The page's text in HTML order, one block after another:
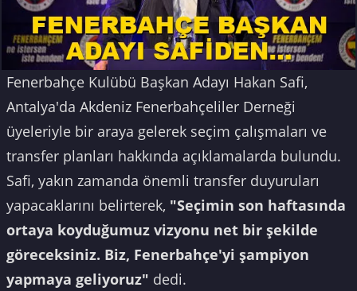
Fenerbahçe Kulübü Başkan Adayı Hakan Safi,
Antalya'da Akdeniz Fenerbahçeliler Derneği
üyeleriyle bir araya gelerek seçim çalışmaları ve
transfer planları hakkında açıklamalarda bulundu.
Safi, yakın zamanda önemli transfer duyuruları
yapacaklarını belirterek, "Seçimin son haftasında
ortaya koyduğumuz vizyonu net bir şekilde
göreceksiniz. Biz, Fenerbahçe'yi şampiyon
yapmaya geliyoruz" dedi.